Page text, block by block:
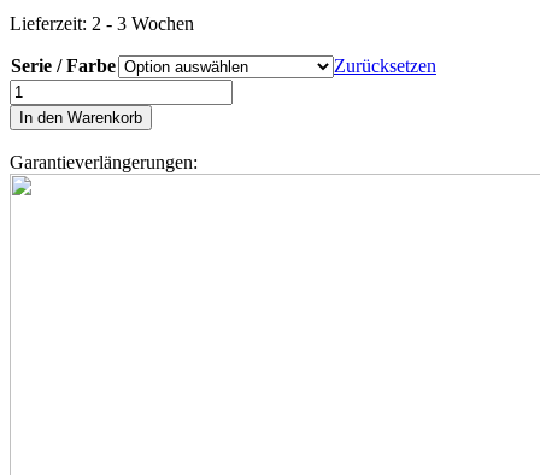
Lieferzeit: 2 - 3 Wochen
Serie / Farbe
Zurücksetzen
Vespa
Sprint
50
S5
Menge
In den Warenkorb
Garantieverlängerungen: